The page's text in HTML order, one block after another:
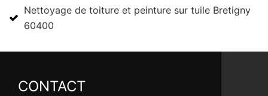
Nettoyage de toiture et peinture sur tuile Bretigny
60400
CONTACT